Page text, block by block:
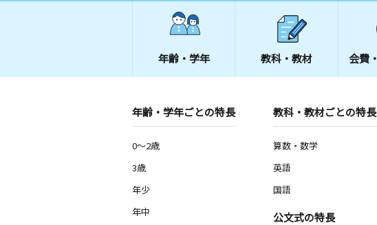
年齢・学年 教科・教材 会費・
年齢・学年ごとの特長
0～2歳
3歳
年少
年中
教科・教材ごとの特長
算数・数学
英語
国語
公文式の特長